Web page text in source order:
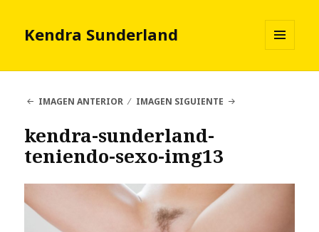
Kendra Sunderland
Y
IMAGEN ANTERIOR
IMAGEN SIGUIENTE
kendra-sunderland-
teniendo-sexo-img13